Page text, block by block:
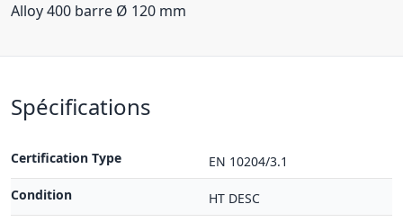
Alloy 400 barre Ø 120 mm
Spécifications
Certification Type
EN 10204/3.1
Condition
HT DESC